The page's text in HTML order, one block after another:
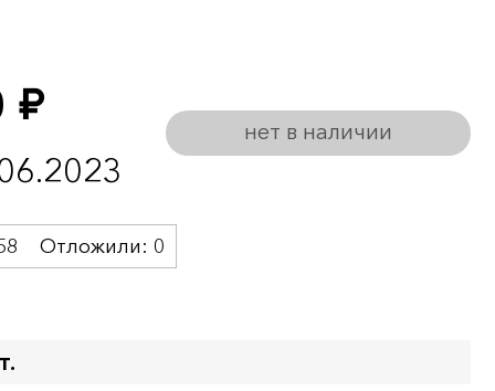
руб.
нет в наличии
Отложили: 0